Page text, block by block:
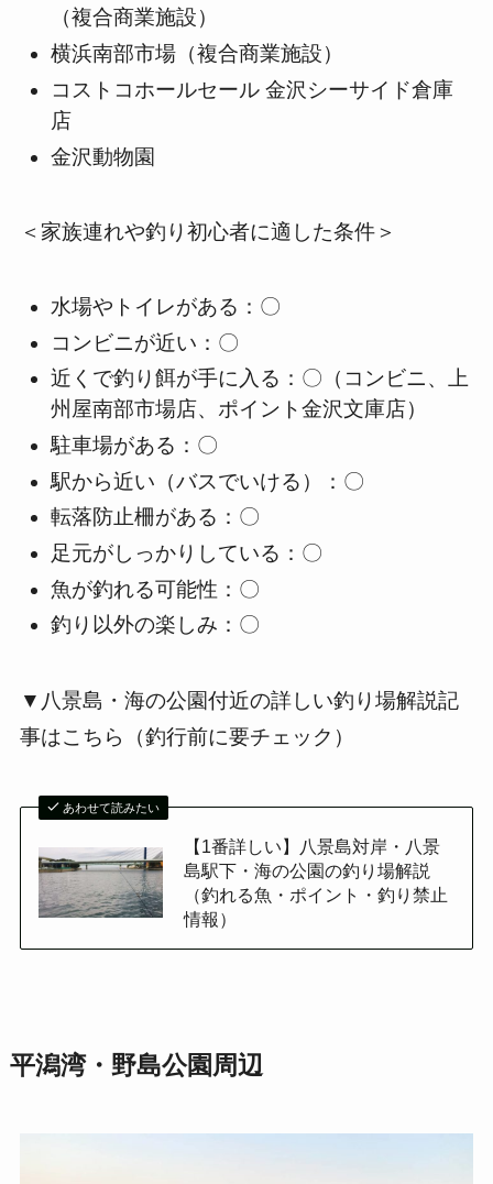
（複合商業施設）
横浜南部市場（複合商業施設）
コストコホールセール 金沢シーサイド倉庫
店
金沢動物園
＜家族連れや釣り初心者に適した条件＞
水場やトイレがある：〇
コンビニが近い：〇
近くで釣り餌が手に入る：〇（コンビニ、上
州屋南部市場店、ポイント金沢文庫店）
駐車場がある：〇
駅から近い（バスでいける）：〇
転落防止柵がある：〇
足元がしっかりしている：〇
魚が釣れる可能性：〇
釣り以外の楽しみ：〇
▼八景島・海の公園付近の詳しい釣り場解説記
事はこちら（釣行前に要チェック）
あわせて読みたい
【1番詳しい】八景島対岸・八景
島駅下・海の公園の釣り場解説
（釣れる魚・ポイント・釣り禁止
情報）
平潟湾・野島公園周辺